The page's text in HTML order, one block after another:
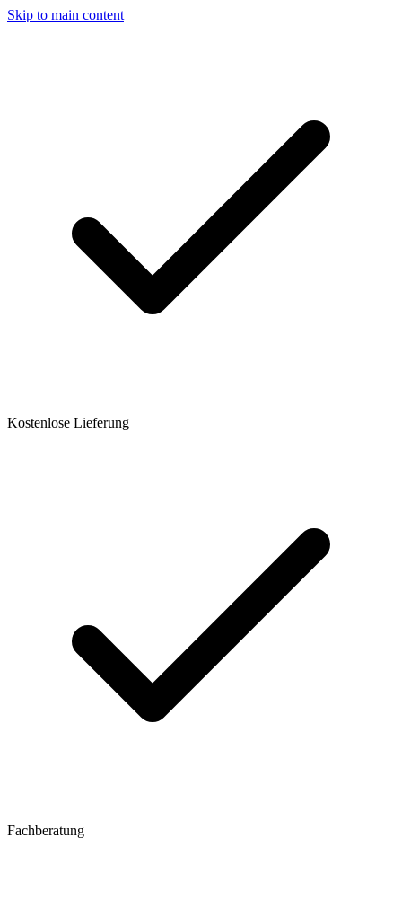
Skip to main content
Kostenlose Lieferung
Fachberatung